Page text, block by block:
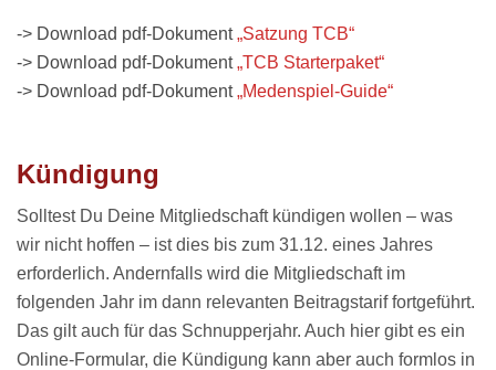
-> Download pdf-Dokument„Satzung TCB“
-> Download pdf-Dokument„TCB Starterpaket“
-> Download pdf-Dokument„Medenspiel-Guide“
Kündigung
Solltest Du Deine Mitgliedschaft kündigen wollen – was
wir nicht hoffen – ist dies bis zum 31.12. eines Jahres
erforderlich. Andernfalls wird die Mitgliedschaft im
folgenden Jahr im dann relevanten Beitragstarif fortgeführt.
Das gilt auch für das Schnupperjahr. Auch hier gibt es ein
Online-Formular, die Kündigung kann aber auch formlos in